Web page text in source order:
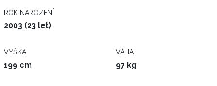
ROK NAROZENÍ
2003 (23 let)
VÝŠKA
199 cm
VÁHA
97 kg